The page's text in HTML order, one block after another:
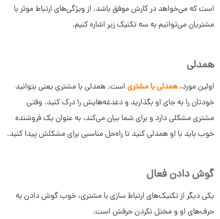
است که می‌خواهد در کارش موفق باشد. از ویژگی‌های ارتباط موثر با
مشتریان می‌توانیم به سه تکنیک زیر اشاره کنیم.
همدلی
اولین مورد، همدلی با مشتری است. همدلی با مشتری یعنی بتوانید
خودتان را به جای او بگذارید و دغدغه‌هایش را درک کنید. وقتی
مشتری مشکلی دارد و برای شما بیان می‌کند، به عنوان یک فروشنده
خوب باید با او همدلی کنید تا راه‌حل مناسبی برای مشکلش پیدا کنید.
گوش دادن فعال
یکی دیگر از تکنیک‌های ارتباط سازی با مشتری، خوب گوش دادن به
حرف‌های او و مختل نکردن حرفش است.